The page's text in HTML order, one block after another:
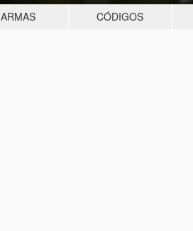
ARMAS CÓDIGOS